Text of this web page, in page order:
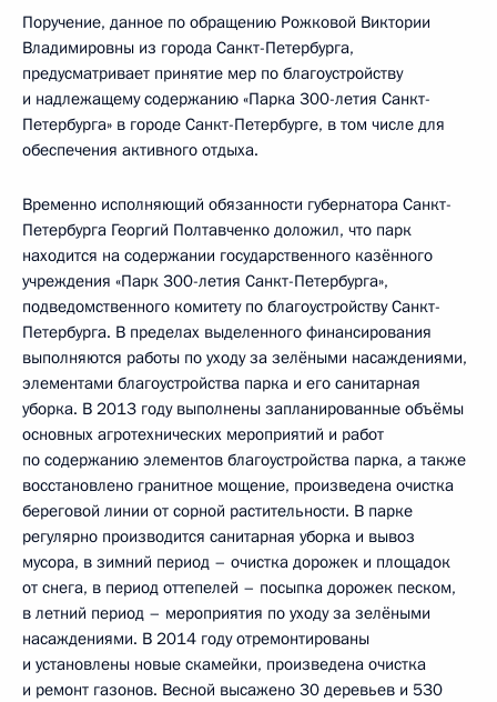
Поручение, данное по обращению Рожковой Виктории
Владимировны из города Санкт-Петербурга,
предусматривает принятие мер по благоустройству
и надлежащему содержанию «Парка 300-летия Санкт-
Петербурга» в городе Санкт-Петербурге, в том числе для
обеспечения активного отдыха.
Временно исполняющий обязанности губернатора Санкт-
Петербурга Георгий Полтавченко доложил, что парк
находится на содержании государственного казённого
учреждения «Парк 300-летия Санкт-Петербурга»,
подведомственного комитету по благоустройству Санкт-
Петербурга. В пределах выделенного финансирования
выполняются работы по уходу за зелёными насаждениями,
элементами благоустройства парка и его санитарная
уборка. В 2013 году выполнены запланированные объёмы
основных агротехнических мероприятий и работ
по содержанию элементов благоустройства парка, а также
восстановлено гранитное мощение, произведена очистка
береговой линии от сорной растительности. В парке
регулярно производится санитарная уборка и вывоз
мусора, в зимний период – очистка дорожек и площадок
от снега, в период оттепелей – посыпка дорожек песком,
в летний период – мероприятия по уходу за зелёными
насаждениями. В 2014 году отремонтированы
и установлены новые скамейки, произведена очистка
и ремонт газонов. Весной высажено 30 деревьев и 530